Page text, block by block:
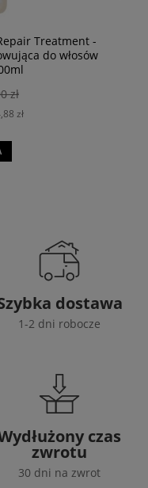
Treatment -
do włosów
zł
zł
dostawa
1-2 dni robocze
czas
zwrotu
30 dni na zwrot